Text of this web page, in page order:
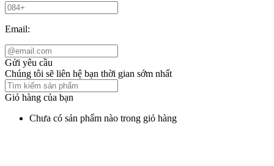
Email:
Gửi yêu cầu
Chúng tôi sẽ liên hệ bạn thời gian sớm nhất
Giỏ hàng của bạn
Chưa có sản phẩm nào trong giỏ hàng